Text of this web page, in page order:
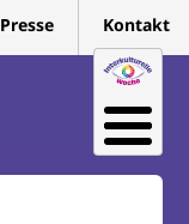
Presse Kontakt